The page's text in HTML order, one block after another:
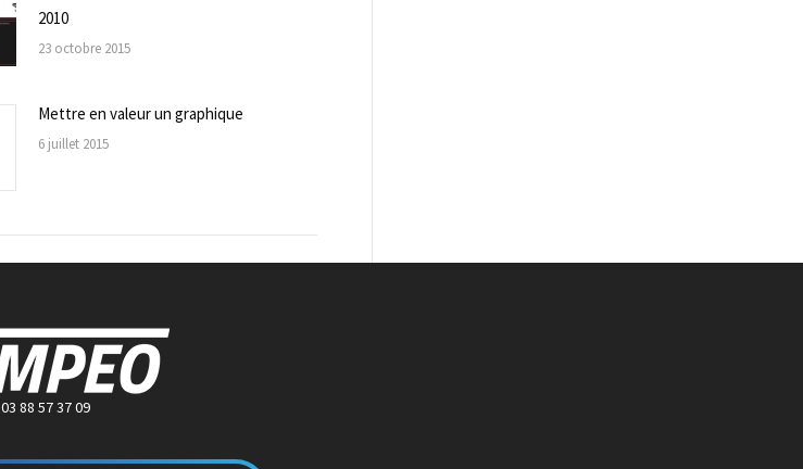
2010
23 octobre 2015
Mettre en valeur un graphique
6 juillet 2015
03 88 57 37 09